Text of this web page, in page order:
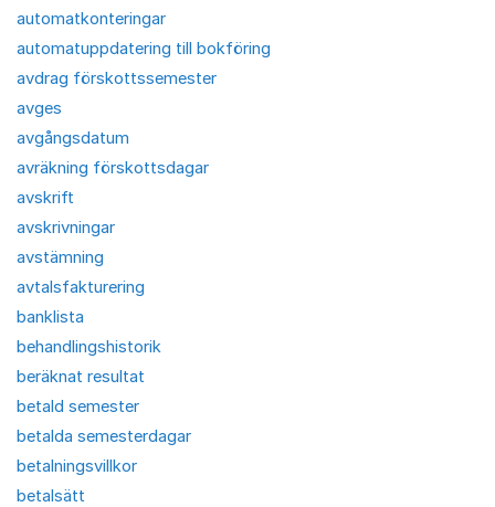
automatkonteringar
automatuppdatering till bokföring
avdrag förskottssemester
avges
avgångsdatum
avräkning förskottsdagar
avskrift
avskrivningar
avstämning
avtalsfakturering
banklista
behandlingshistorik
beräknat resultat
betald semester
betalda semesterdagar
betalningsvillkor
betalsätt